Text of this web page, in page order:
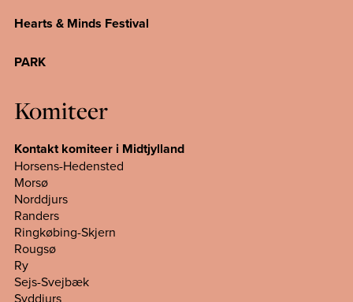
Hearts & Minds Festival
PARK
Komiteer
Kontakt komiteer i Midtjylland
Horsens-Hedensted
Morsø
Norddjurs
Randers
Ringkøbing-Skjern
Rougsø
Ry
Sejs-Svejbæk
Syddjurs